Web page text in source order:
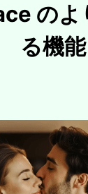
のよ
る機能